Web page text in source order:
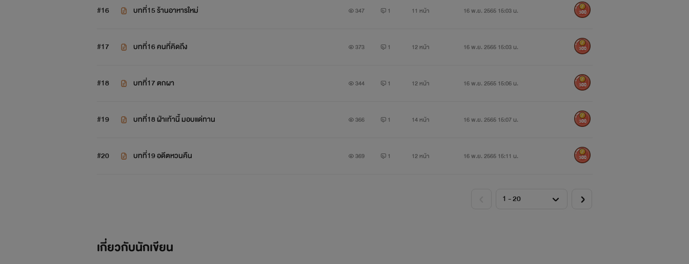
#16 บทที่15 ร้านอาหารใหม่ 347 1 11 หน้า 16 พ.ย. 2565 15:03 น. 300
#17 บทที่16 คนที่คิดถึง 373 1 12 หน้า 16 พ.ย. 2565 15:03 น. 300
#18 บทที่17 ตกผา 344 1 12 หน้า 16 พ.ย. 2565 15:06 น. 300
#19 บทที่18 ฝ่าเท้านี้ มอบแด่ทาน 366 1 14 หน้า 16 พ.ย. 2565 15:07 น. 300
#20 บทที่19 อดีตหวนคืน 369 1 12 หน้า 16 พ.ย. 2565 15:11 น. 300
เกี่ยวกับนักเขียน